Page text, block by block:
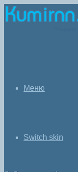
Меню
Switch skin